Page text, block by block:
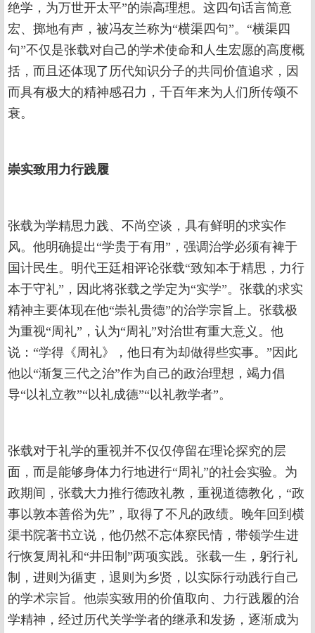
绝学，为万世开太平”的崇高理想。这四句话言简意
宏、掷地有声，被冯友兰称为“横渠四句”。“横渠四
句”不仅是张载对自己的学术使命和人生宏愿的高度概
括，而且还体现了历代知识分子的共同价值追求，因
而具有极大的精神感召力，千百年来为人们所传颂不
衰。
崇实致用力行践履
张载为学精思力践、不尚空谈，具有鲜明的求实作
风。他明确提出“学贵于有用”，强调治学必须有裨于
国计民生。明代王廷相评论张载“致知本于精思，力行
本于守礼”，因此将张载之学定为“实学”。张载的求实
精神主要体现在他“崇礼贵德”的治学宗旨上。张载极
为重视“周礼”，认为“周礼”对治世有重大意义。他
说：“学得《周礼》，他日有为却做得些实事。”因此
他以“渐复三代之治”作为自己的政治理想，竭力倡
导“以礼立教”“以礼成德”“以礼教学者”。
张载对于礼学的重视并不仅仅停留在理论探究的层
面，而是能够身体力行地进行“周礼”的社会实验。为
政期间，张载大力推行德政礼教，重视道德教化，“政
事以敦本善俗为先”，取得了不凡的政绩。晚年回到横
渠书院著书立说，他仍然不忘体察民情，带领学生进
行恢复周礼和“井田制”两项实践。张载一生，躬行礼
制，进则为循吏，退则为乡贤，以实际行动践行自己
的学术宗旨。他崇实致用的价值取向、力行践履的治
学精神，经过历代关学学者的继承和发扬，逐渐成为